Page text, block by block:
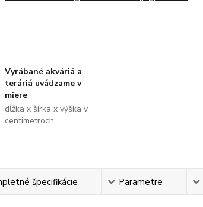
Vyrábané akváriá a
teráriá uvádzame v
miere
dĺžka x šírka x výška v
centimetroch.
špecifikácie Parametre